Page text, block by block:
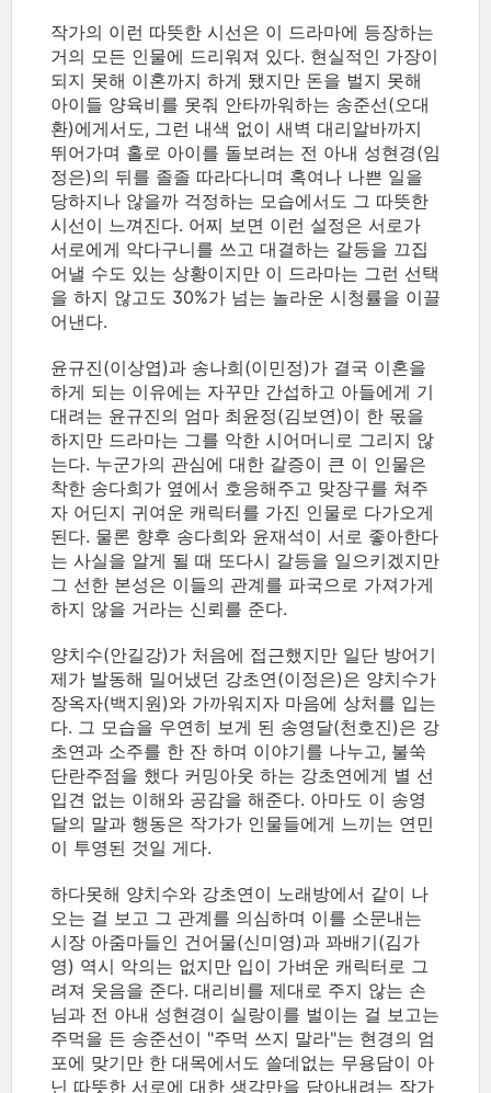
작가의 이런 따뜻한 시선은 이 드라마에 등장하는
거의 모든 인물에 드리워져 있다. 현실적인 가장이
되지 못해 이혼까지 하게 됐지만 돈을 벌지 못해
아이들 양육비를 못줘 안타까워하는 송준선(오대
환)에게서도, 그런 내색 없이 새벽 대리알바까지
뛰어가며 홀로 아이를 돌보려는 전 아내 성현경(임
정은)의 뒤를 졸졸 따라다니며 혹여나 나쁜 일을
당하지나 않을까 걱정하는 모습에서도 그 따뜻한
시선이 느껴진다. 어찌 보면 이런 설정은 서로가
서로에게 악다구니를 쓰고 대결하는 갈등을 끄집
어낼 수도 있는 상황이지만 이 드라마는 그런 선택
을 하지 않고도 30%가 넘는 놀라운 시청률을 이끌
어낸다.
윤규진(이상엽)과 송나희(이민정)가 결국 이혼을
하게 되는 이유에는 자꾸만 간섭하고 아들에게 기
대려는 윤규진의 엄마 최윤정(김보연)이 한 몫을
하지만 드라마는 그를 악한 시어머니로 그리지 않
는다. 누군가의 관심에 대한 갈증이 큰 이 인물은
착한 송다희가 옆에서 호응해주고 맞장구를 쳐주
자 어딘지 귀여운 캐릭터를 가진 인물로 다가오게
된다. 물론 향후 송다희와 윤재석이 서로 좋아한다
는 사실을 알게 될 때 또다시 갈등을 일으키겠지만
그 선한 본성은 이들의 관계를 파국으로 가져가게
하지 않을 거라는 신뢰를 준다.
양치수(안길강)가 처음에 접근했지만 일단 방어기
제가 발동해 밀어냈던 강초연(이정은)은 양치수가
장옥자(백지원)와 가까워지자 마음에 상처를 입는
다. 그 모습을 우연히 보게 된 송영달(천호진)은 강
초연과 소주를 한 잔 하며 이야기를 나누고, 불쑥
단란주점을 했다 커밍아웃 하는 강초연에게 별 선
입견 없는 이해와 공감을 해준다. 아마도 이 송영
달의 말과 행동은 작가가 인물들에게 느끼는 연민
이 투영된 것일 게다.
하다못해 양치수와 강초연이 노래방에서 같이 나
오는 걸 보고 그 관계를 의심하며 이를 소문내는
시장 아줌마들인 건어물(신미영)과 꽈배기(김가
영) 역시 악의는 없지만 입이 가벼운 캐릭터로 그
려져 웃음을 준다. 대리비를 제대로 주지 않는 손
님과 전 아내 성현경이 실랑이를 벌이는 걸 보고는
주먹을 든 송준선이 "주먹 쓰지 말라"는 현경의 엄
포에 맞기만 한 대목에서도 쓸데없는 무용담이 아
닌 따뜻한 서로에 대한 생각만을 담아내려는 작가